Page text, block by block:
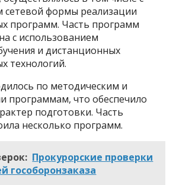
сетевой формы реализации
программ. Часть программ
с использованием
и дистанционных
технологий.
по методическим и
программам, что обеспечило
подготовки. Часть
несколько программ.
Прокурорские проверки
гособоронзаказа